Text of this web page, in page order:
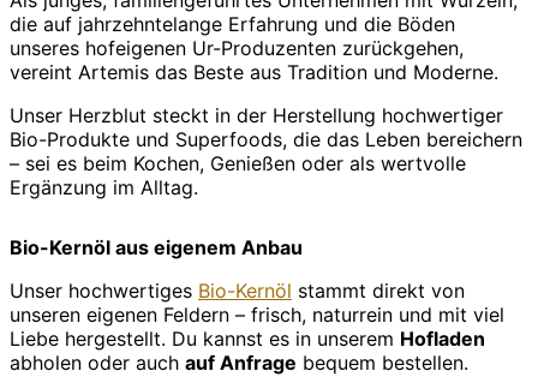
die auf jahrzehntelange Erfahrung und die Böden
unseres hofeigenen Ur-Produzenten zurückgehen,
vereint Artemis das Beste aus Tradition und Moderne.
Unser Herzblut steckt in der Herstellung hochwertiger
Bio-Produkte und Superfoods, die das Leben bereichern
– sei es beim Kochen, Genießen oder als wertvolle
Ergänzung im Alltag.
Bio-Kernöl aus eigenem Anbau
Unser hochwertiges Bio-Kernöl stammt direkt von
unseren eigenen Feldern – frisch, naturrein und mit viel
Liebe hergestellt. Du kannst es in unserem Hofladen
abholen oder auch auf Anfrage bequem bestellen.